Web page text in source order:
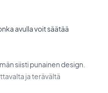
avulla voit säätää
siisti punainen design.
ja terävältä